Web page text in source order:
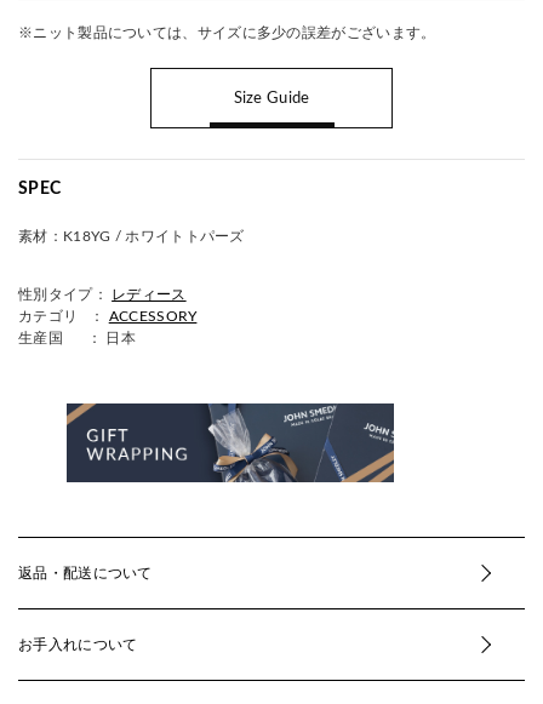
※ニット製品については、サイズに多少の誤差がございます。
Size Guide
SPEC
素材： K18YG / ホワイトトパーズ
性別タイプ： レディース
カテゴリ ： ACCESSORY
生産国
： 日本
返品・配送について
お手入れについて